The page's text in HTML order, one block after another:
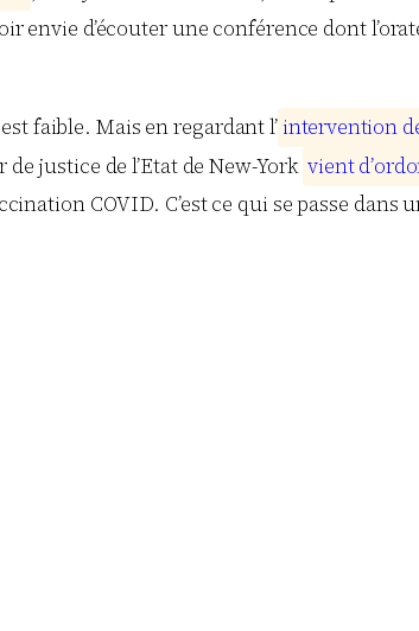
envie d’écouter une conférence dont
faible. Mais en regardant l’ intervention d
justice de l’Etat de New-York vientd’ordo
COVID. C’est ce qui se passe